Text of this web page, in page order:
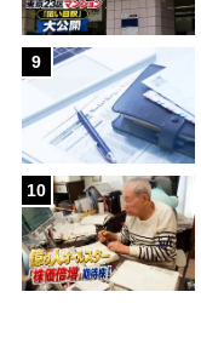
9
10